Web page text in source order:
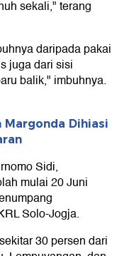
sekali," terang
daripada pakai
juga dari sisi
balik," imbuhnya.
Margonda Dihiasi
Sidi,
mulai 20 Juni
Solo-Jogja.
30 persen dari